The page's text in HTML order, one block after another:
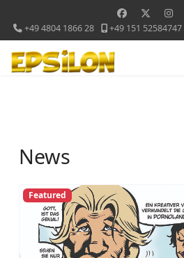
+49 4804 1866 28 +49 151 52584747
News
Featured